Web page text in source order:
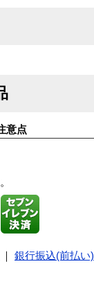
意点
銀行振込(前払い)